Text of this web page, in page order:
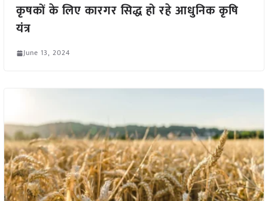
कृषकों के लिए कारगर सिद्ध हो रहे आधुनिक कृषि
यंत्र
June 13, 2024